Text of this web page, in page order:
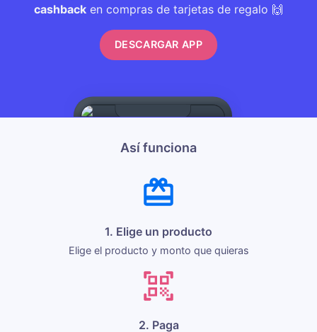
cashback en compras de tarjetas de regalo 🙌
DESCARGAR APP
Así funciona
1. Elige un producto
Elige el producto y monto que quieras
2. Paga